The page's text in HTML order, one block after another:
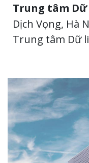
Trung tâm Dữ
Dịch Vọng, Hà
Trung tâm Dữ